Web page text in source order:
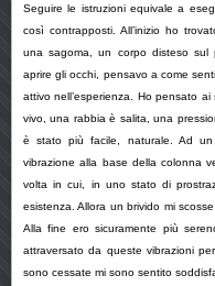
Seguire le istruzioni equivale a
così contrapposti. All’inizio ho
una sagoma, un corpo disteso sul
aprire gli occhi, pensavo a come
attivo nell’esperienza. Ho pensato
vivo, una rabbia è salita, una
è stato più facile, naturale. Ad
vibrazione alla base della colonna
volta in cui, in uno stato di
esistenza. Allora un brivido mi
Alla fine ero sicuramente più
attraversato da queste vibrazioni
sono cessate mi sono sentito